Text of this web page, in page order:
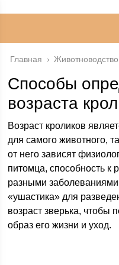
Главная › Животноводство
Способы
возраста
Возраст кроликов
для самого животного,
от него зависят
питомца, способность
разными
«ушастика» для
возраст зверька, чтобы
образ его жизни и уход.